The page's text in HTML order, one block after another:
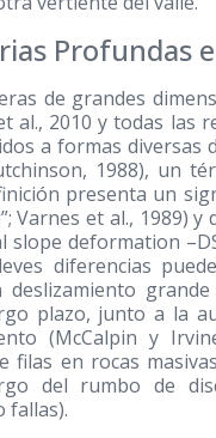
Profundas
de grandes
al., 2010 y todas las
a formas diversas
1988), un
presenta un
Varnes et al., 1989)
deformation
diferencias
deslizamiento
plazo, junto a la
(McCalpin y
en rocas
del rumbo de
fallas).